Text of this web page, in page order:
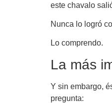
este chavalo
Nunca lo logró
Lo comprendo.
La más
Y sin embargo,
pregunta: